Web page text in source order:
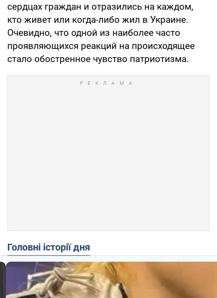
сердцах граждан и отразились на каждом,
кто живет или когда-либо жил в Украине.
Очевидно, что одной из наиболее часто
проявляющихся реакций на происходящее
стало обостренное чувство патриотизма.
Головні історії дня